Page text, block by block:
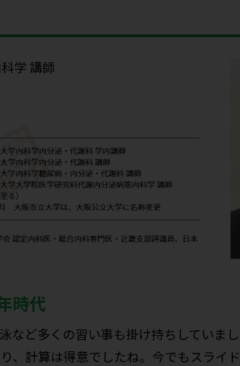
時代
など多くの習い事も掛け持ちしていま
、計算は得意でしたね。今でもスライ